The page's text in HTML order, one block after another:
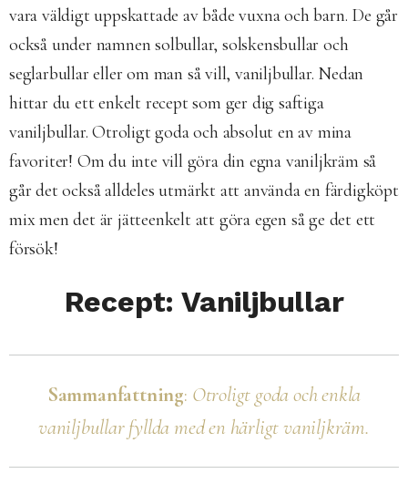
vara väldigt uppskattade av både vuxna och barn. De går
också under namnen solbullar, solskensbullar och
seglarbullar eller om man så vill, vaniljbullar. Nedan
hittar du ett enkelt recept som ger dig saftiga
vaniljbullar. Otroligt goda och absolut en av mina
favoriter! Om du inte vill göra din egna vaniljkräm så
går det också alldeles utmärkt att använda en färdigköpt
mix men det är jätteenkelt att göra egen så ge det ett
försök!
Recept: Vaniljbullar
Sammanfattning: Otroligt goda och enkla
vaniljbullar fyllda med en härligt vaniljkräm.